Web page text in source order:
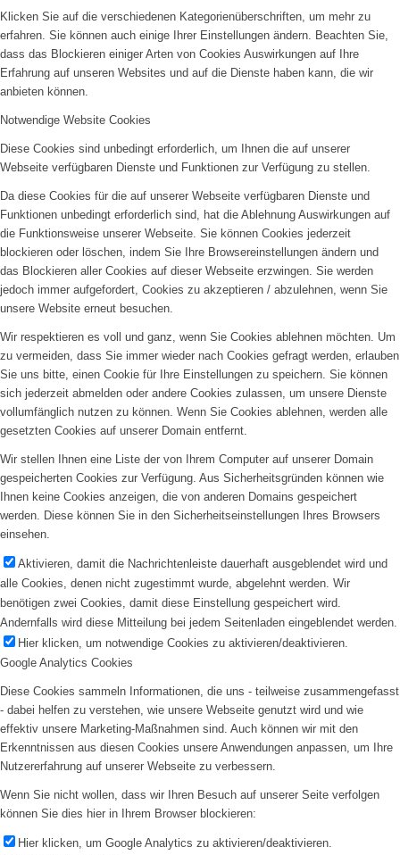
Klicken Sie auf die verschiedenen Kategorienüberschriften, um mehr zu
erfahren. Sie können auch einige Ihrer Einstellungen ändern. Beachten Sie,
dass das Blockieren einiger Arten von Cookies Auswirkungen auf Ihre
Erfahrung auf unseren Websites und auf die Dienste haben kann, die wir
anbieten können.
Notwendige Website Cookies
Diese Cookies sind unbedingt erforderlich, um Ihnen die auf unserer
Webseite verfügbaren Dienste und Funktionen zur Verfügung zu stellen.
Da diese Cookies für die auf unserer Webseite verfügbaren Dienste und
Funktionen unbedingt erforderlich sind, hat die Ablehnung Auswirkungen auf
die Funktionsweise unserer Webseite. Sie können Cookies jederzeit
blockieren oder löschen, indem Sie Ihre Browsereinstellungen ändern und
das Blockieren aller Cookies auf dieser Webseite erzwingen. Sie werden
jedoch immer aufgefordert, Cookies zu akzeptieren / abzulehnen, wenn Sie
unsere Website erneut besuchen.
Wir respektieren es voll und ganz, wenn Sie Cookies ablehnen möchten. Um
zu vermeiden, dass Sie immer wieder nach Cookies gefragt werden, erlauben
Sie uns bitte, einen Cookie für Ihre Einstellungen zu speichern. Sie können
sich jederzeit abmelden oder andere Cookies zulassen, um unsere Dienste
vollumfänglich nutzen zu können. Wenn Sie Cookies ablehnen, werden alle
gesetzten Cookies auf unserer Domain entfernt.
Wir stellen Ihnen eine Liste der von Ihrem Computer auf unserer Domain
gespeicherten Cookies zur Verfügung. Aus Sicherheitsgründen können wie
Ihnen keine Cookies anzeigen, die von anderen Domains gespeichert
werden. Diese können Sie in den Sicherheitseinstellungen Ihres Browsers
einsehen.
Aktivieren, damit die Nachrichtenleiste dauerhaft ausgeblendet wird und
alle Cookies, denen nicht zugestimmt wurde, abgelehnt werden. Wir
benötigen zwei Cookies, damit diese Einstellung gespeichert wird.
Andernfalls wird diese Mitteilung bei jedem Seitenladen eingeblendet werden.
Hier klicken, um notwendige Cookies zu aktivieren/deaktivieren.
Google Analytics Cookies
Diese Cookies sammeln Informationen, die uns - teilweise zusammengefasst
- dabei helfen zu verstehen, wie unsere Webseite genutzt wird und wie
effektiv unsere Marketing-Maßnahmen sind. Auch können wir mit den
Erkenntnissen aus diesen Cookies unsere Anwendungen anpassen, um Ihre
Nutzererfahrung auf unserer Webseite zu verbessern.
Wenn Sie nicht wollen, dass wir Ihren Besuch auf unserer Seite verfolgen
können Sie dies hier in Ihrem Browser blockieren:
Hier klicken, um Google Analytics zu aktivieren/deaktivieren.